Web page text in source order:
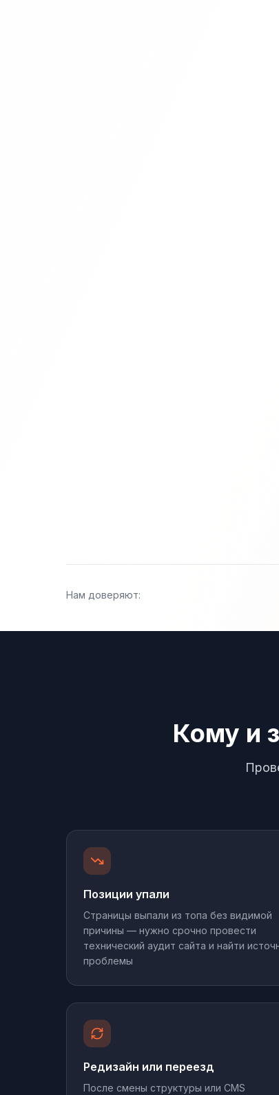
Нам доверяют:
Кому и
Позиции упали
Страницы выпали из топа без видимой
причины — нужно срочно провести
технический аудит сайта и найти
проблемы
Редизайн или переезд
После смены структуры или CMS